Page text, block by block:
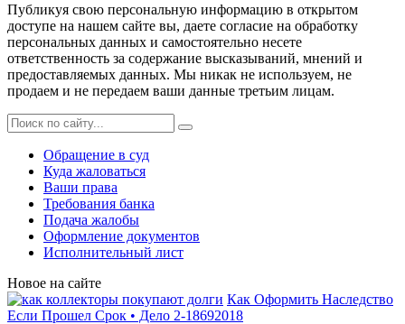
Публикуя свою персональную информацию в открытом
доступе на нашем сайте вы, даете согласие на обработку
персональных данных и самостоятельно несете
ответственность за содержание высказываний, мнений и
предоставляемых данных. Мы никак не используем, не
продаем и не передаем ваши данные третьим лицам.
Обращение в суд
Куда жаловаться
Ваши права
Требования банка
Подача жалобы
Оформление документов
Исполнительный лист
Новое на сайте
Как Оформить Наследство
Если Прошел Срок • Дело 2-18692018